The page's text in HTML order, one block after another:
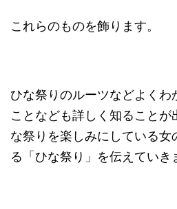
これらのものを飾ります。
ひな祭りのルーツなどよく
ことなども詳しく知ること
な祭りを楽しみにしている
る「ひな祭り」を伝えていき